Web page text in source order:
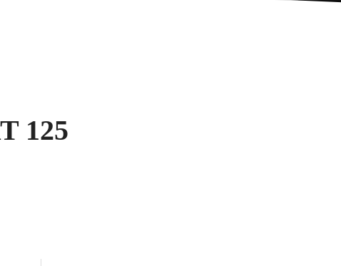
125